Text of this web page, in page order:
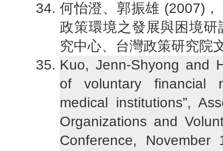
何怡澄、郭振雄 (2007)
政策環境之發展與困境
究中心、台灣政策研究院
Kuo, Jenn-Shyong and
of voluntary financial
medical institutions”,
Organizations and
Conference,